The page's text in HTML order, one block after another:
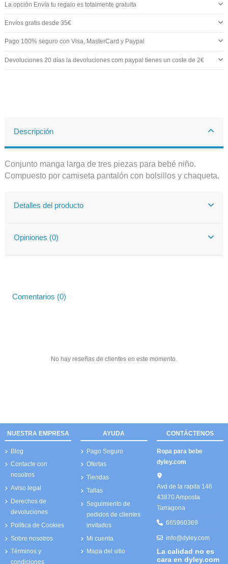
La opción Envía tu regalo es totalmente gratuita
Envíos gratis desde 35€
Pago 100% seguro con Visa, MasterCard y Paypal
Devoluciones 20 días la devoluciones com paypal tienes un coste de 2€
Descripción
Conjunto manga larga de tres piezas para bebé niño.
Compuesto por camiseta pantalón con bolsillos y chaqueta.
Detalles del producto
Opiniones (0)
Comentarios (0)
No hay reseñas de clientes en este momento.
NUESTRA EMPRESA
Blog
Contacte con
nosotros
Aviso legal
Derechos de
devoluciones
Política de Cookies
Sobre nosotros
Términos y
condiciones
AYUDA
Pago Seguro
Ofertas
Tiendas
Tallas
Seguimiento de
pedidos de clientes
invitados
Mi cuenta
Mapa del sitio
CONTÁCTENOS
Ropa para bebe
dyley.com
Avd de la rapita 146
43870 Amposta
Tarragona
665960369
info@dyley.com
La calidad no es
cara en dyley.com